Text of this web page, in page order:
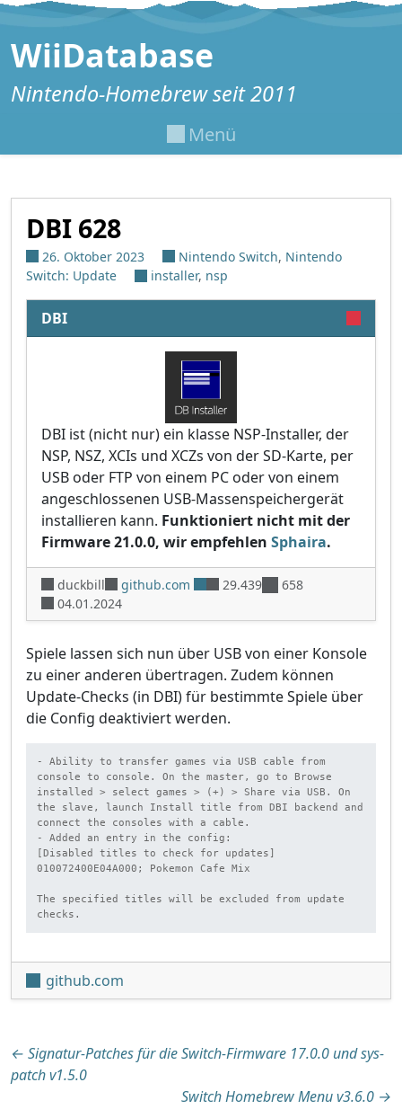
Zum Inhalt springen
WiiDatabase
Nintendo-Homebrew seit 2011
Menü
DBI 628
26. Oktober 2023 Nintendo Switch, Nintendo
Switch: Update
installer, nsp
DBI
DBI ist (nicht nur) ein klasse NSP-Installer, der
NSP, NSZ, XCIs und XCZs von der SD-Karte, per
USB oder FTP von einem PC oder von einem
angeschlossenen USB-Massenspeichergerät
installieren kann. Funktioniert nicht mit der
Firmware 21.0.0, wir empfehlen Sphaira.
duckbill github.com 29.439
658
04.01.2024
Spiele lassen sich nun über USB von einer Konsole
zu einer anderen übertragen. Zudem können
Update-Checks (in DBI) für bestimmte Spiele über
die Config deaktiviert werden.
- Ability to transfer games via USB cable from
console to console. On the master, go to Browse
installed > select games > (+) > Share via USB. On
the slave, launch Install title from DBI backend and
connect the consoles with a cable.
- Added an entry in the config:
[Disabled titles to check for updates]
010072400E04A000; Pokemon Cafe Mix
The specified titles will be excluded from update
checks.
github.com
Beitragsnavigation
← Signatur-Patches für die Switch-Firmware 17.0.0 und sys-
patch v1.5.0
Switch Homebrew Menu v3.6.0 →